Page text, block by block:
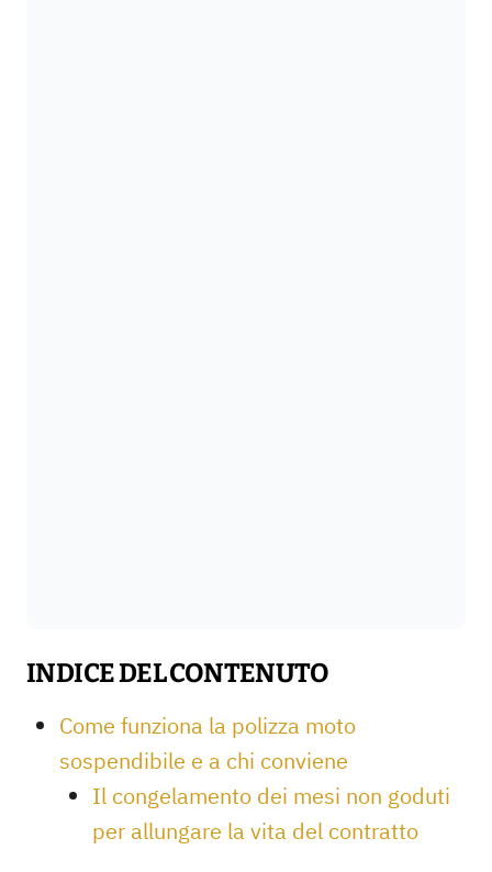
INDICE DEL CONTENUTO
Come funziona la polizza moto
sospendibile e a chi conviene
Il congelamento dei mesi non goduti
per allungare la vita del contratto